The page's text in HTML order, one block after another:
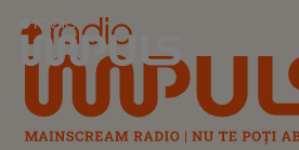
Radio Impuls